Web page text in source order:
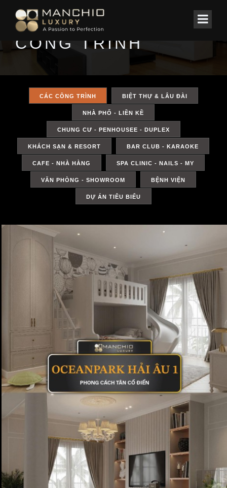
CÔNG TRÌNH
CÁC CÔNG TRÌNH BIỆT THỰ & LÂU ĐÀI
NHÀ PHỐ - LIỀN KỀ
CHUNG CƯ - PENHOUSEE - DUPLEX
KHÁCH SẠN & RESORT BAR CLUB - KARAOKE
CAFE - NHÀ HÀNG SPA CLINIC - NAILS - MY
VĂN PHÒNG - SHOWROOM BỆNH VIỆN
DỰ ÁN TIÊU BIỂU